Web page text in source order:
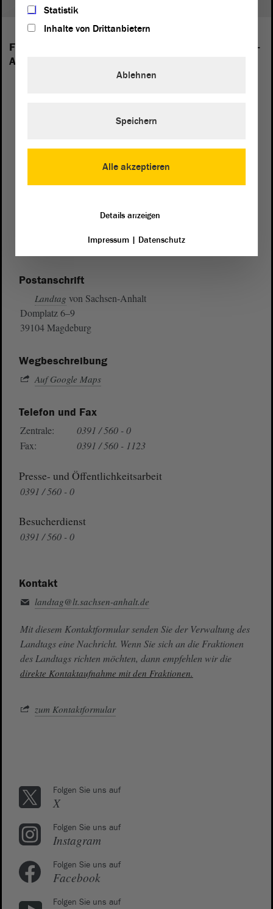
Folgende Fraktionen sind im Landtag von Sachsen-
Anhalt vertreten:
Postanschrift
Landtag von Sachsen-Anhalt
Domplatz 6–9
39104 Magdeburg
Wegbeschreibung
Auf Google Maps
Telefon und Fax
Zentrale:
0391 / 560 - 0
Fax:
0391 / 560 - 1123
Presse- und Öffentlichkeitsarbeit
0391 / 560 - 0
Besucherdienst
0391 / 560 - 0
Kontakt
landtag@lt.sachsen-anhalt.de
Mit diesem Kontaktformular senden Sie der Verwaltung des
Landtags eine Nachricht. Wenn Sie sich an die Fraktionen
des Landtags richten möchten, dann empfehlen wir die
direkte Kontaktaufnahme mit den Fraktionen.
zum Kontaktformular
Folgen Sie uns auf
X
Folgen Sie uns auf
Instagram
Folgen Sie uns auf
Facebook
Folgen Sie uns auf
Statistik
Inhalte von Drittanbietern
Alle akzeptieren
Ablehnen
Speichern
Details anzeigen
Impressum| Datenschutz